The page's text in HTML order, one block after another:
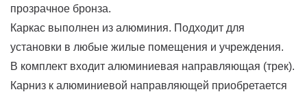
прозрачное бронза.
Каркас выполнен из алюминия. Подходит для
установки в любые жилые помещения и учреждения.
В комплект входит алюминиевая направляющая (трек).
Карниз к алюминиевой направляющей приобретается